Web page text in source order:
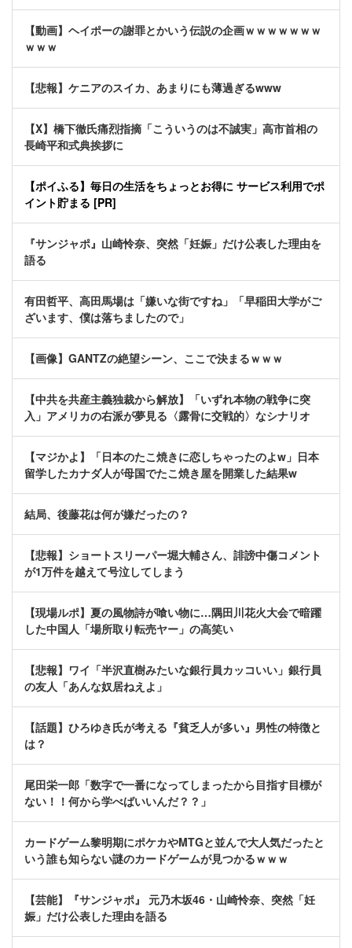
【動画】ヘイポーの謝罪とかいう伝説の企画ｗｗｗｗｗｗｗ
ｗｗｗ
【悲報】ケニアのスイカ、あまりにも薄過ぎるwww
【X】橋下徹氏痛烈指摘「こういうのは不誠実」高市首相の
長崎平和式典挨拶に
【ポイふる】毎日の生活をちょっとお得に サービス利用でポ
イント貯まる [PR]
『サンジャポ』山崎怜奈、突然「妊娠」だけ公表した理由を
語る
有田哲平、高田馬場は「嫌いな街ですね」「早稲田大学がご
ざいます、僕は落ちましたので」
【画像】GANTZの絶望シーン、ここで決まるｗｗｗ
【中共を共産主義独裁から解放】「いずれ本物の戦争に突
入」アメリカの右派が夢見る〈露骨に交戦的〉なシナリオ
【マジかよ】「日本のたこ焼きに恋しちゃったのよw」日本
留学したカナダ人が母国でたこ焼き屋を開業した結果w
結局、後藤花は何が嫌だったの？
【悲報】ショートスリーパー堀大輔さん、誹謗中傷コメント
が1万件を越えて号泣してしまう
【現場ルポ】夏の風物詩が喰い物に…隅田川花火大会で暗躍
した中国人「場所取り転売ヤー」の高笑い
【悲報】ワイ「半沢直樹みたいな銀行員カッコいい」銀行員
の友人「あんな奴居ねえよ」
【話題】ひろゆき氏が考える『貧乏人が多い』男性の特徴と
は？
尾田栄一郎「数字で一番になってしまったから目指す目標が
ない！！何から学べばいいんだ？？」
カードゲーム黎明期にポケカやMTGと並んで大人気だったと
いう誰も知らない謎のカードゲームが見つかるｗｗｗ
【芸能】『サンジャポ』 元乃木坂46・山崎怜奈、突然「妊
娠」だけ公表した理由を語る